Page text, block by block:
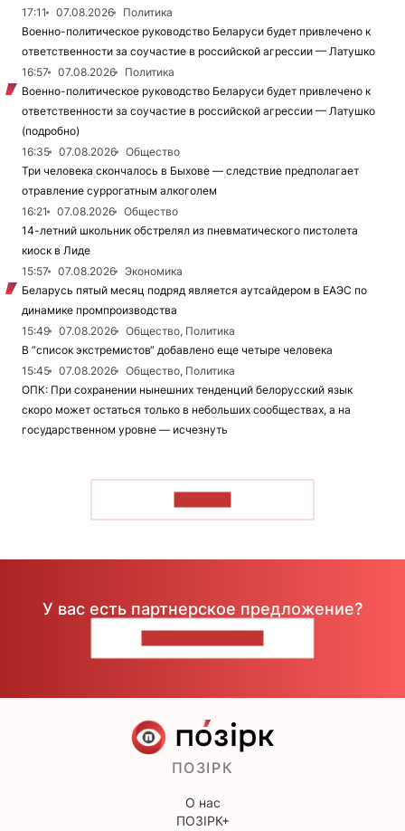
17:11
07.08.2026
Политика
Военно-политическое руководство Беларуси будет привлечено к
ответственности за соучастие в российской агрессии — Латушко
16:57
07.08.2026
Политика
Военно-политическое руководство Беларуси будет привлечено к
ответственности за соучастие в российской агрессии — Латушко
(подробно)
16:35
07.08.2026
Общество
Три человека скончалось в Быхове — следствие предполагает
отравление суррогатным алкоголем
16:21
07.08.2026
Общество
14-летний школьник обстрелял из пневматического пистолета
киоск в Лиде
15:57
07.08.2026
Экономика
Беларусь пятый месяц подряд является аутсайдером в ЕАЭС по
динамике промпроизводства
15:49
07.08.2026
Общество, Политика
В “список экстремистов“ добавлено еще четыре человека
15:45
07.08.2026
Общество, Политика
ОПК: При сохранении нынешних тенденций белорусский язык
скоро может остаться только в небольших сообществах, а на
государственном уровне — исчезнуть
У вас есть партнерское предложение?
ПОЗІРК
О нас
ПОЗІРК+